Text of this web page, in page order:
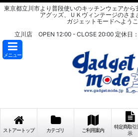
東京都立川市より普段使いのキッチンウェアか
アグッズ、ＵＫヴィンテージのさま
ガジェットモードへよう
立川店 OPEN 12:00 - CLOSE 20:00 定休
メニュー
ストアートップ カテゴリ ご利用案内
特定商取引
示